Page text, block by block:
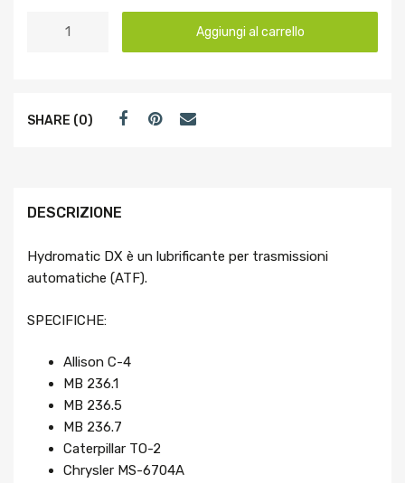
Aggiungi al carrello
SHARE (0)
DESCRIZIONE
Hydromatic DX è un lubrificante per trasmissioni
automatiche (ATF).
SPECIFICHE:
Allison C-4
MB 236.1
MB 236.5
MB 236.7
Caterpillar TO-2
Chrysler MS-6704A